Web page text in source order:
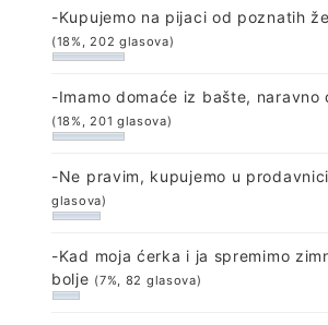
-Kupujemo na pijaci od poznatih
(18%, 202 glasova)
-Imamo domaće iz bašte, naravno
(18%, 201 glasova)
-Ne pravim, kupujemo u prodavnici
glasova)
-Kad moja ćerka i ja spremimo
bolje (7%, 82 glasova)